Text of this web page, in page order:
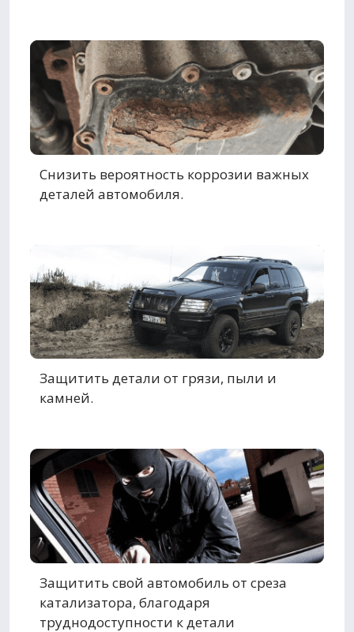
Снизить вероятность коррозии важных
деталей автомобиля.
Защитить детали от грязи, пыли и
камней.
Защитить свой автомобиль от среза
катализатора, благодаря
труднодоступности к детали